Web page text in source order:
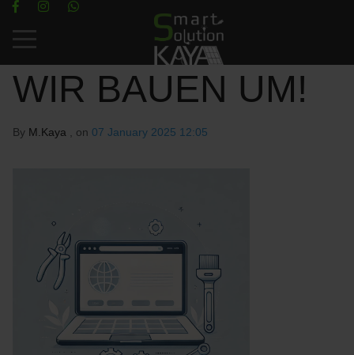
Mobile Menu Toggle
WIR BAUEN UM!
By M.Kaya , on 07 January 2025 12:05